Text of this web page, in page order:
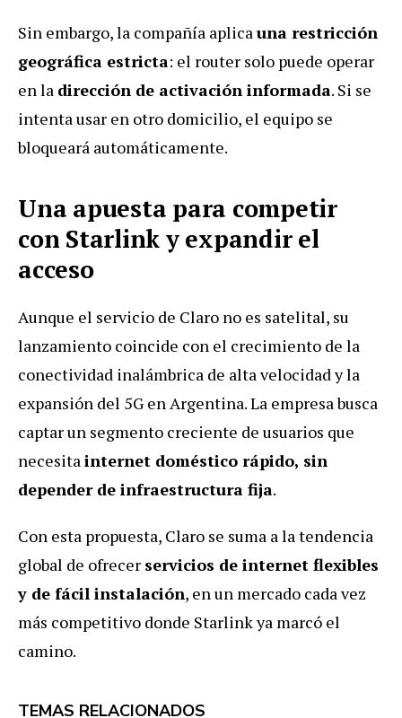
Sin embargo, la compañía aplicauna restricción
geográfica estricta: el router solo puede operar
en la dirección de activación informada. Si se
intenta usar en otro domicilio, el equipo se
bloqueará automáticamente.
Una apuesta para competir
con Starlink y expandir el
acceso
Aunque el servicio de Claro no es satelital, su
lanzamiento coincide con el crecimiento de la
conectividad inalámbrica de alta velocidad y la
expansión del 5G en Argentina. La empresa busca
captar un segmento creciente de usuarios que
necesitainternet doméstico rápido, sin
depender de infraestructura fija.
Con esta propuesta, Claro se suma a la tendencia
global de ofrecer servicios de internet flexibles
y de fácil instalación, en un mercado cada vez
más competitivo donde Starlink ya marcó el
camino.
TEMAS RELACIONADOS